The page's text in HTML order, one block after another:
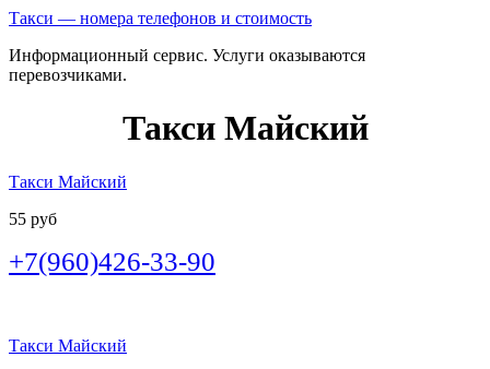
Такси — номера телефонов и стоимость
Информационный сервис. Услуги оказываются
перевозчиками.
Такси Майский
Такси Майский
55 руб
+7(960)426-33-90
Такси Майский